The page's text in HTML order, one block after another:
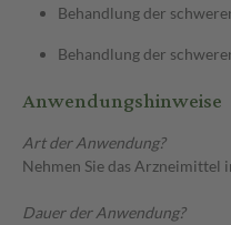
Behandlung der
Behandlung der
Anwendungshinweise
Art der Anwendung?
Nehmen Sie das Arzneimittel
Dauer der Anwendung?